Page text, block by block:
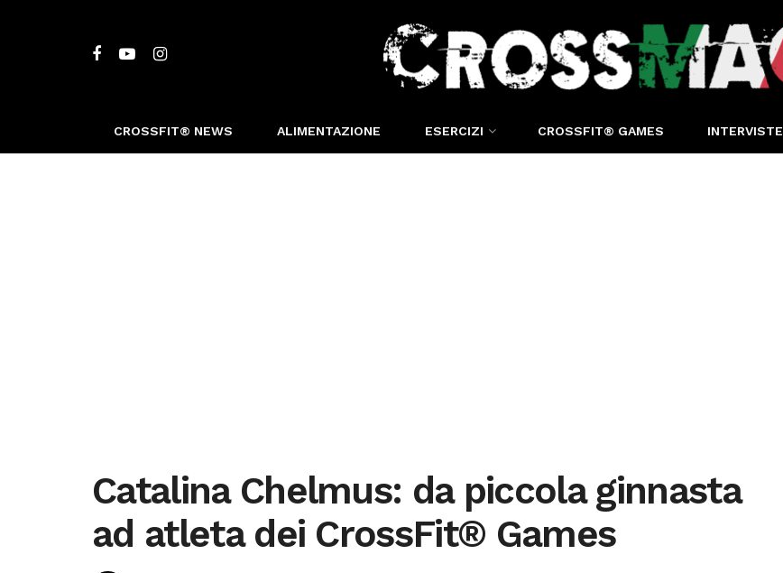
CROSSFIT® NEWS ALIMENTAZIONE ESERCIZI CROSSFIT® GAMES INTERVISTE
Catalina Chelmus: da piccola ginnasta
ad atleta dei CrossFit® Games